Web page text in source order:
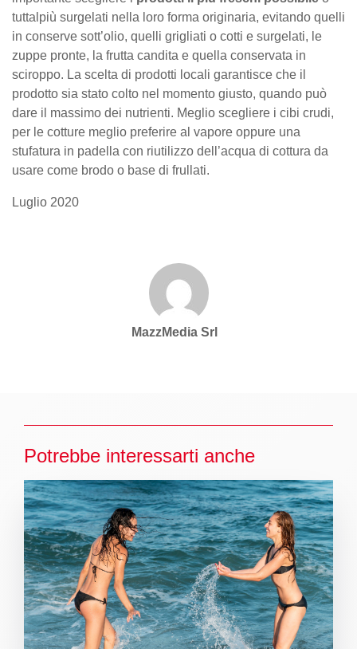
tuttalpiù surgelati nella loro forma originaria, evitando quelli
in conserve sott’olio, quelli grigliati o cotti e surgelati, le
zuppe pronte, la frutta candita e quella conservata in
sciroppo. La scelta di prodotti locali garantisce che il
prodotto sia stato colto nel momento giusto, quando può
dare il massimo dei nutrienti. Meglio scegliere i cibi crudi,
per le cotture meglio preferire al vapore oppure una
stufatura in padella con riutilizzo dell’acqua di cottura da
usare come brodo o base di frullati.
Luglio 2020
MazzMedia Srl
Potrebbe interessarti anche